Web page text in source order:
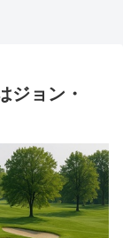
ジョン・